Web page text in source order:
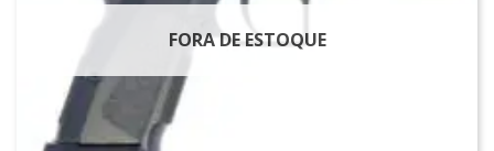
FORA DE ESTOQUE